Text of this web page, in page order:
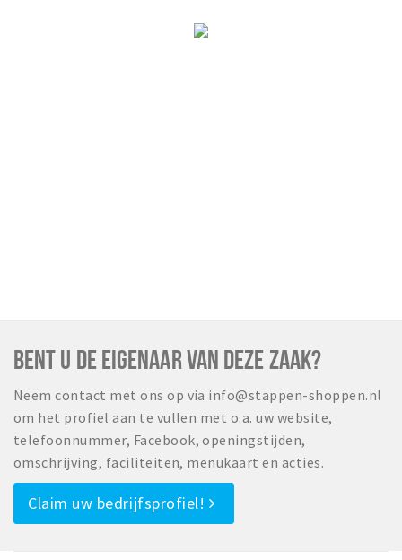
BENT U DE EIGENAAR VAN DEZE ZAAK?
Neem contact met ons op via info@stappen-shoppen.nl
om het profiel aan te vullen met o.a. uw website,
telefoonnummer, Facebook, openingstijden,
omschrijving, faciliteiten, menukaart en acties.
Claim uw bedrijfsprofiel!